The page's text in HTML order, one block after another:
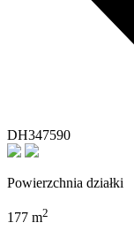
DH347590
Powierzchnia działki
177 m2